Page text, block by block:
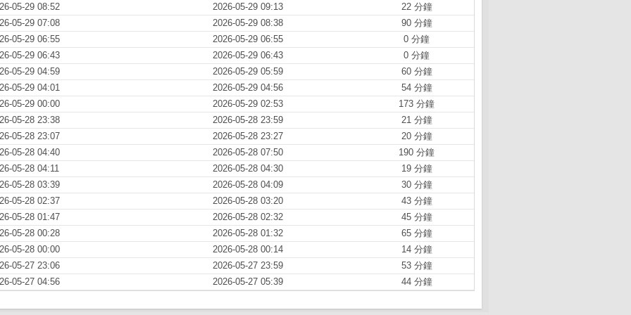
05-29 08:52 2026-05-29 09:13
22 分鐘
05-29 07:08
2026-05-29 08:38
90 分鐘
05-29 06:55
2026-05-29 06:55
0 分鐘
05-29 06:43
2026-05-29 06:43
0 分鐘
05-29 04:59
2026-05-29 05:59
60 分鐘
05-29 04:01
2026-05-29 04:56
54 分鐘
05-29 00:00
2026-05-29 02:53
173 分鐘
05-28 23:38
2026-05-28 23:59
21 分鐘
05-28 23:07
2026-05-28 23:27
20 分鐘
05-28 04:40
2026-05-28 07:50
190 分鐘
05-28 04:11
2026-05-28 04:30
19 分鐘
05-28 03:39
2026-05-28 04:09
30 分鐘
05-28 02:37
2026-05-28 03:20
43 分鐘
05-28 01:47
2026-05-28 02:32
45 分鐘
05-28 00:28
2026-05-28 01:32
65 分鐘
05-28 00:00
2026-05-28 00:14
14 分鐘
05-27 23:06
2026-05-27 23:59
53 分鐘
05-27 04:56
2026-05-27 05:39 44 分鐘